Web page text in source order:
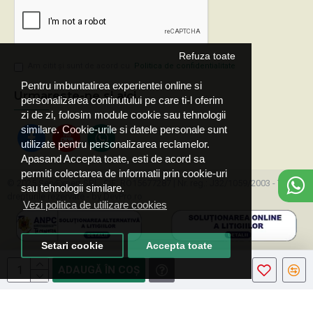
Pentru imbuntatirea experientei online si
personalizarea continutului pe care ti-l oferim
zi de zi, folosim module cookie sau tehnologii
similare. Cookie-urile si datele personale sunt
utilizate pentru personalizarea reclamelor.
Apasand Accepta toate, esti de acord sa
permiti colectarea de informatii prin cookie-uri
sau tehnologii similare.
Vezi politica de utilizare cookies
Refuza toate
Setari cookie Accepta toate
Urmareste-ne si aici
© 2025 ServExpert SRL, CIF: RO15677287 | Nr. reg.: J32/1059/2003 - Toate
drepturile rezervate - by DevPro.ro